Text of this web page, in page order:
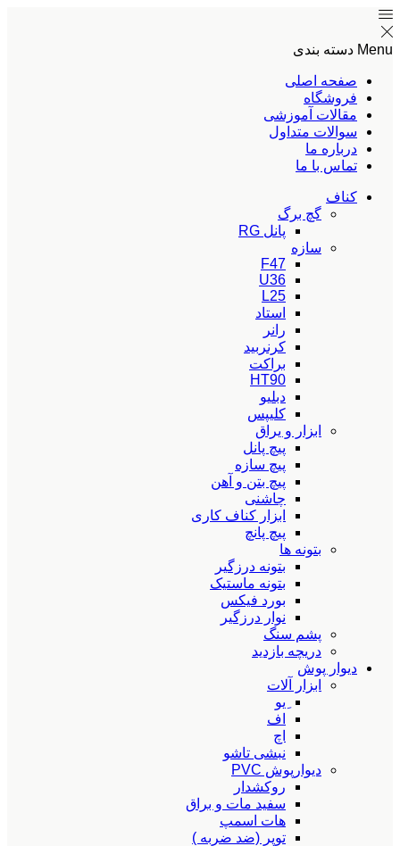
Menu دسته بندی
صفحه اصلی
فروشگاه
مقالات آموزشی
سوالات متداول
درباره ما
تماس با ما
کناف
گچ برگ
پانل RG
سازه
F47
U36
L25
استاد
رانر
کرنربید
براکت
HT90
دبلیو
کلیپس
ابزار و یراق
پیچ پانل
پیچ سازه
پیچ بتن و آهن
چاشنی
ابزار کناف کاری
پیچ پانچ
بتونه ها
بتونه درزگیر
بتونه ماستیک
بورد فیکس
نوار درزگیر
پشم سنگ
دریچه بازدید
دیوار پوش
ابزار آلات
ِیو
اف
اچ
نبشی تاشو
دیوارپوش PVC
روکشدار
سفید مات و براق
هات اسمپ
توپر (ضد ضربه )